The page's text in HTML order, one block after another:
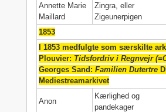
Annette Marie
Maillard
Zingra, eller
Zigeunerpigen
1853
I 1853 medfulgte som særskilte
Plouvier: Tidsfordriv i Regnvejr
Georges Sand:Familien Dutertre
Mediestreamarkivet
Anon
Kærlighed og
pandekager